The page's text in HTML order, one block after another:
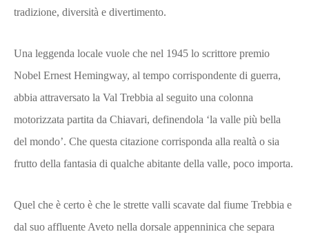
tradizione, diversità e divertimento.
Una leggenda locale vuole che nel 1945 lo scrittore premio
Nobel Ernest Hemingway, al tempo corrispondente di guerra,
abbia attraversato la Val Trebbia al seguito una colonna
motorizzata partita da Chiavari, definendola ‘la valle più bella
del mondo’. Che questa citazione corrisponda alla realtà o sia
frutto della fantasia di qualche abitante della valle, poco importa.
Quel che è certo è che le strette valli scavate dal fiume Trebbia e
dal suo affluente Aveto nella dorsale appenninica che separa